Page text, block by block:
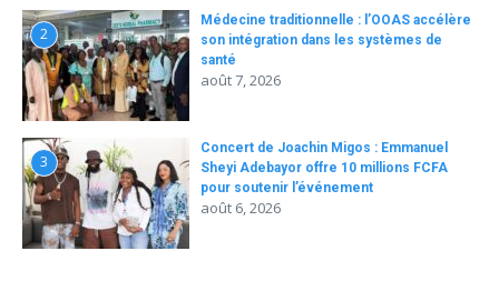
2
Médecine traditionnelle : l’OOAS accélère
son intégration dans les systèmes de
santé
août 7, 2026
3
Concert de Joachin Migos : Emmanuel
Sheyi Adebayor offre 10 millions FCFA
pour soutenir l’événement
août 6, 2026